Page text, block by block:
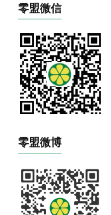
零盟微信
零盟微博